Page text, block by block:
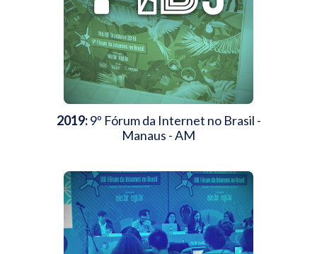
2019:9º Fórum da Internet no Brasil -
Manaus - AM